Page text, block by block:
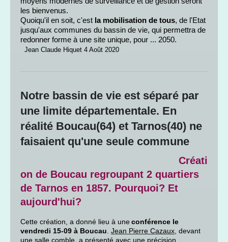
les bienvenus.
Quoiqu'il en soit, c'est la mobilisation de tous, de l'Etat
jusqu'aux communes du bassin de vie, qui permettra de
redonner forme à une site unique, pour ... 2050.
Jean Claude Hiquet 4 Août 2020
Notre bassin de vie est séparé par
une limite départementale. En
réalité Boucau(64) et Tarnos(40) ne
faisaient qu'une seule commune
Créati
on de Boucau regroupant 2 quartiers
de Tarnos en 1857. Pourquoi? Et
aujourd'hui?
Cette création, a donné lieu à uneconférence le
vendredi 15-09 à Boucau. Jean Pierre Cazaux, devant
une salle comble, a présenté avec une précision